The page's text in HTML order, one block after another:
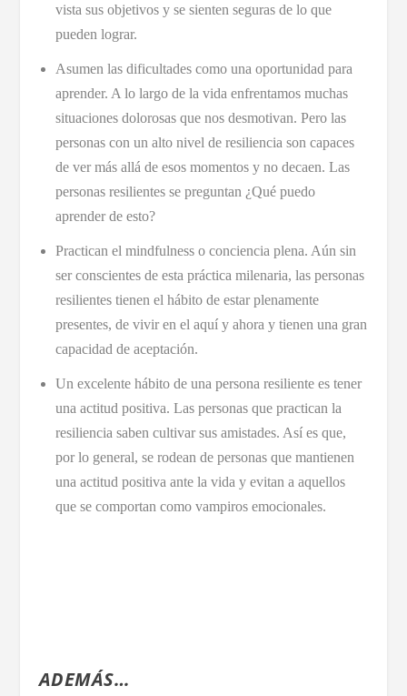
vista sus objetivos y se sienten seguras de lo que
pueden lograr.
Asumen las dificultades como una oportunidad para
aprender. A lo largo de la vida enfrentamos muchas
situaciones dolorosas que nos desmotivan. Pero las
personas con un alto nivel de resiliencia son capaces
de ver más allá de esos momentos y no decaen. Las
personas resilientes se preguntan ¿Qué puedo
aprender de esto?
Practican el mindfulness o conciencia plena. Aún sin
ser conscientes de esta práctica milenaria, las personas
resilientes tienen el hábito de estar plenamente
presentes, de vivir en el aquí y ahora y tienen una gran
capacidad de aceptación.
Un excelente hábito de una persona resiliente es tener
una actitud positiva. Las personas que practican la
resiliencia saben cultivar sus amistades. Así es que,
por lo general, se rodean de personas que mantienen
una actitud positiva ante la vida y evitan a aquellos
que se comportan como vampiros emocionales.
ADEMÁS…